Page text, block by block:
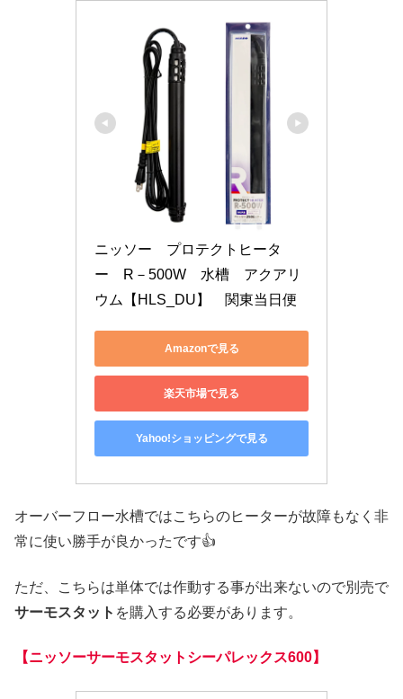
ニッソー　プロテクトヒータ
ー　R－500W　水槽　アクアリ
ウム【HLS_DU】　関東当日便
Amazonで見る
楽天市場で見る
Yahoo!ショッピングで見る
オーバーフロー水槽ではこちらのヒーターが故障もなく非
常に使い勝手が良かったです👍
ただ、こちらは単体では作動する事が出来ないので別売で
サーモスタット を購入する必要があります。
【ニッソーサーモスタットシーパレックス600】